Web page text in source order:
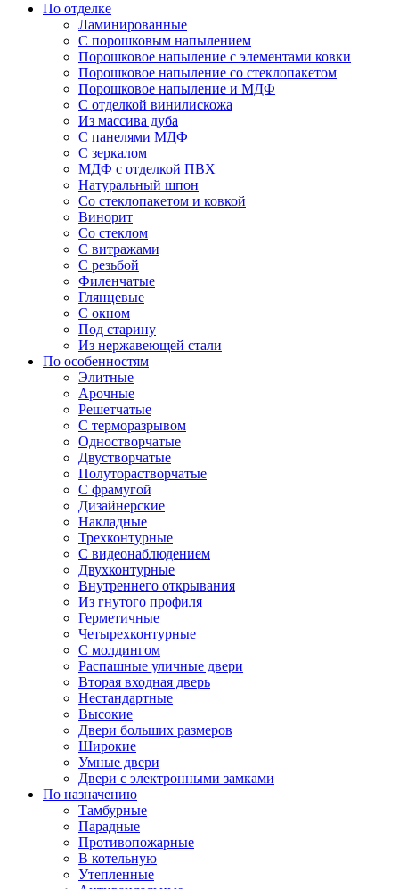
По отделке
Ламинированные
С порошковым напылением
Порошковое напыление с элементами ковки
Порошковое напыление со стеклопакетом
Порошковое напыление и МДФ
С отделкой винилискожа
Из массива дуба
С панелями МДФ
С зеркалом
МДФ с отделкой ПВХ
Натуральный шпон
Со стеклопакетом и ковкой
Винорит
Со стеклом
С витражами
С резьбой
Филенчатые
Глянцевые
С окном
Под старину
Из нержавеющей стали
По особенностям
Элитные
Арочные
Решетчатые
С терморазрывом
Одностворчатые
Двустворчатые
Полуторастворчатые
С фрамугой
Дизайнерские
Накладные
Трехконтурные
С видеонаблюдением
Двухконтурные
Внутреннего открывания
Из гнутого профиля
Герметичные
Четырехконтурные
С молдингом
Распашные уличные двери
Вторая входная дверь
Нестандартные
Высокие
Двери больших размеров
Широкие
Умные двери
Двери с электронными замками
По назначению
Тамбурные
Парадные
Противопожарные
В котельную
Утепленные